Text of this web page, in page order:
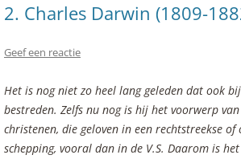
2. Charles Darwin (1809-
Geef een reactie
Het is nog niet zo heel lang geleden dat ook
bestreden. Zelfs nu nog is hij het voorwerp
christenen, die geloven in een rechtstreekse
schepping, vooral dan in de V.S. Daarom is